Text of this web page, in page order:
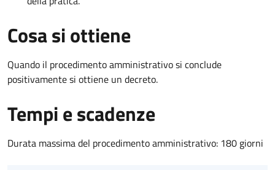
Cosa si ottiene
Quando il procedimento amministrativo si conclude
positivamente si ottiene un decreto.
Tempi e scadenze
Durata massima del procedimento amministrativo: 180 giorni